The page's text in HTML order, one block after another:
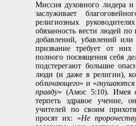
Миссия духовного лидера и
заслуживает
религиозных
обязанность вести людей
добавлений, убавлений
призвание требует от
полного посвящения себя
подстерегают большие
люди (и даже в религии),
обличающего» и «
правду» (Амос 5:10). Имея
терпеть здравое учение,
учителей по своим
просят их: «Не